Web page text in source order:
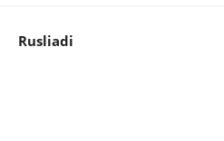
Rusliadi